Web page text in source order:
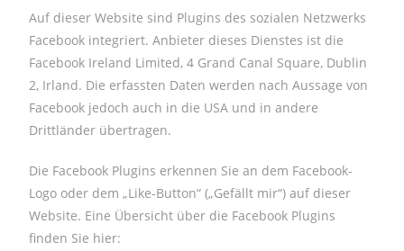
Auf dieser Website sind Plugins des sozialen Netzwerks
Facebook integriert. Anbieter dieses Dienstes ist die
Facebook Ireland Limited, 4 Grand Canal Square, Dublin
2, Irland. Die erfassten Daten werden nach Aussage von
Facebook jedoch auch in die USA und in andere
Drittländer übertragen.
Die Facebook Plugins erkennen Sie an dem Facebook-
Logo oder dem „Like-Button“ („Gefällt mir“) auf dieser
Website. Eine Übersicht über die Facebook Plugins
finden Sie hier: